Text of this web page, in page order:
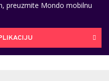
preuzmite Mondo mobilnu